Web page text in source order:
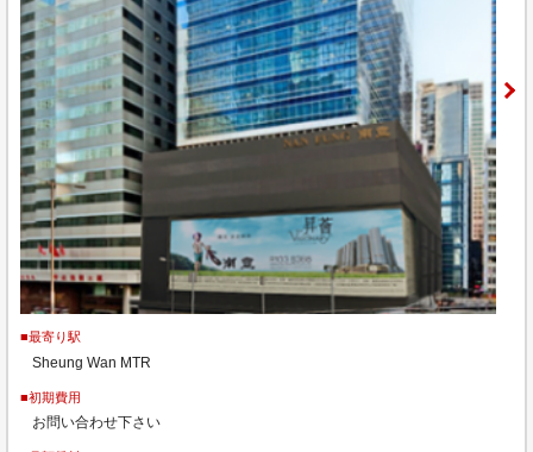
■最寄り駅
Sheung Wan MTR
■初期費用
お問い合わせ下さい